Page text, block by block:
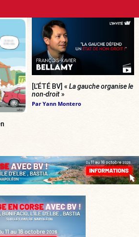
[L’ÉTÉ BV] « La gauche organise le
non-droit»
Par Yann Montero